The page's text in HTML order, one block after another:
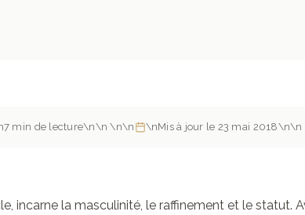
7 min de lecture\n\n·\n\n \nMis à jour le 23 mai 2018\n\n
incarne la masculinité, le raffinement et le statut.